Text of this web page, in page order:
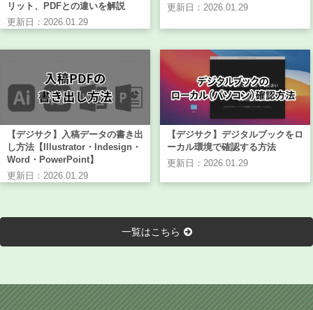
リット、PDFとの違いを解説
更新日：2026.01.29
更新日：2026.01.29
【デジサク】入稿データの書き出
し方法【Illustrator・Indesign・
Word・PowerPoint】
更新日：2026.01.29
【デジサク】デジタルブックをロ
ーカル環境で確認する方法
更新日：2026.01.29
一覧はこちら